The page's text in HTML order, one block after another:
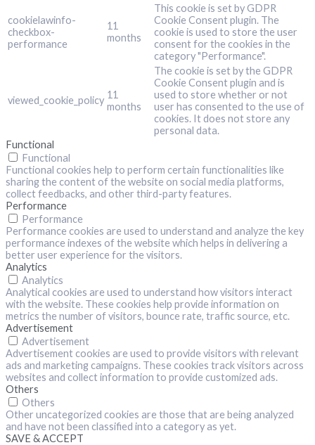
cookielawinfo-
checkbox-
performance
11
months
This cookie is set by GDPR
Cookie Consent plugin. The
cookie is used to store the user
consent for the cookies in the
category "Performance".
viewed_cookie_policy 11
months
The cookie is set by the GDPR
Cookie Consent plugin and is
used to store whether or not
user has consented to the use of
cookies. It does not store any
personal data.
Functional
Functional
Functional cookies help to perform certain functionalities like
sharing the content of the website on social media platforms,
collect feedbacks, and other third-party features.
Performance
Performance
Performance cookies are used to understand and analyze the key
performance indexes of the website which helps in delivering a
better user experience for the visitors.
Analytics
Analytics
Analytical cookies are used to understand how visitors interact
with the website. These cookies help provide information on
metrics the number of visitors, bounce rate, traffic source, etc.
Advertisement
Advertisement
Advertisement cookies are used to provide visitors with relevant
ads and marketing campaigns. These cookies track visitors across
websites and collect information to provide customized ads.
Others
Others
Other uncategorized cookies are those that are being analyzed
and have not been classified into a category as yet.
SAVE & ACCEPT